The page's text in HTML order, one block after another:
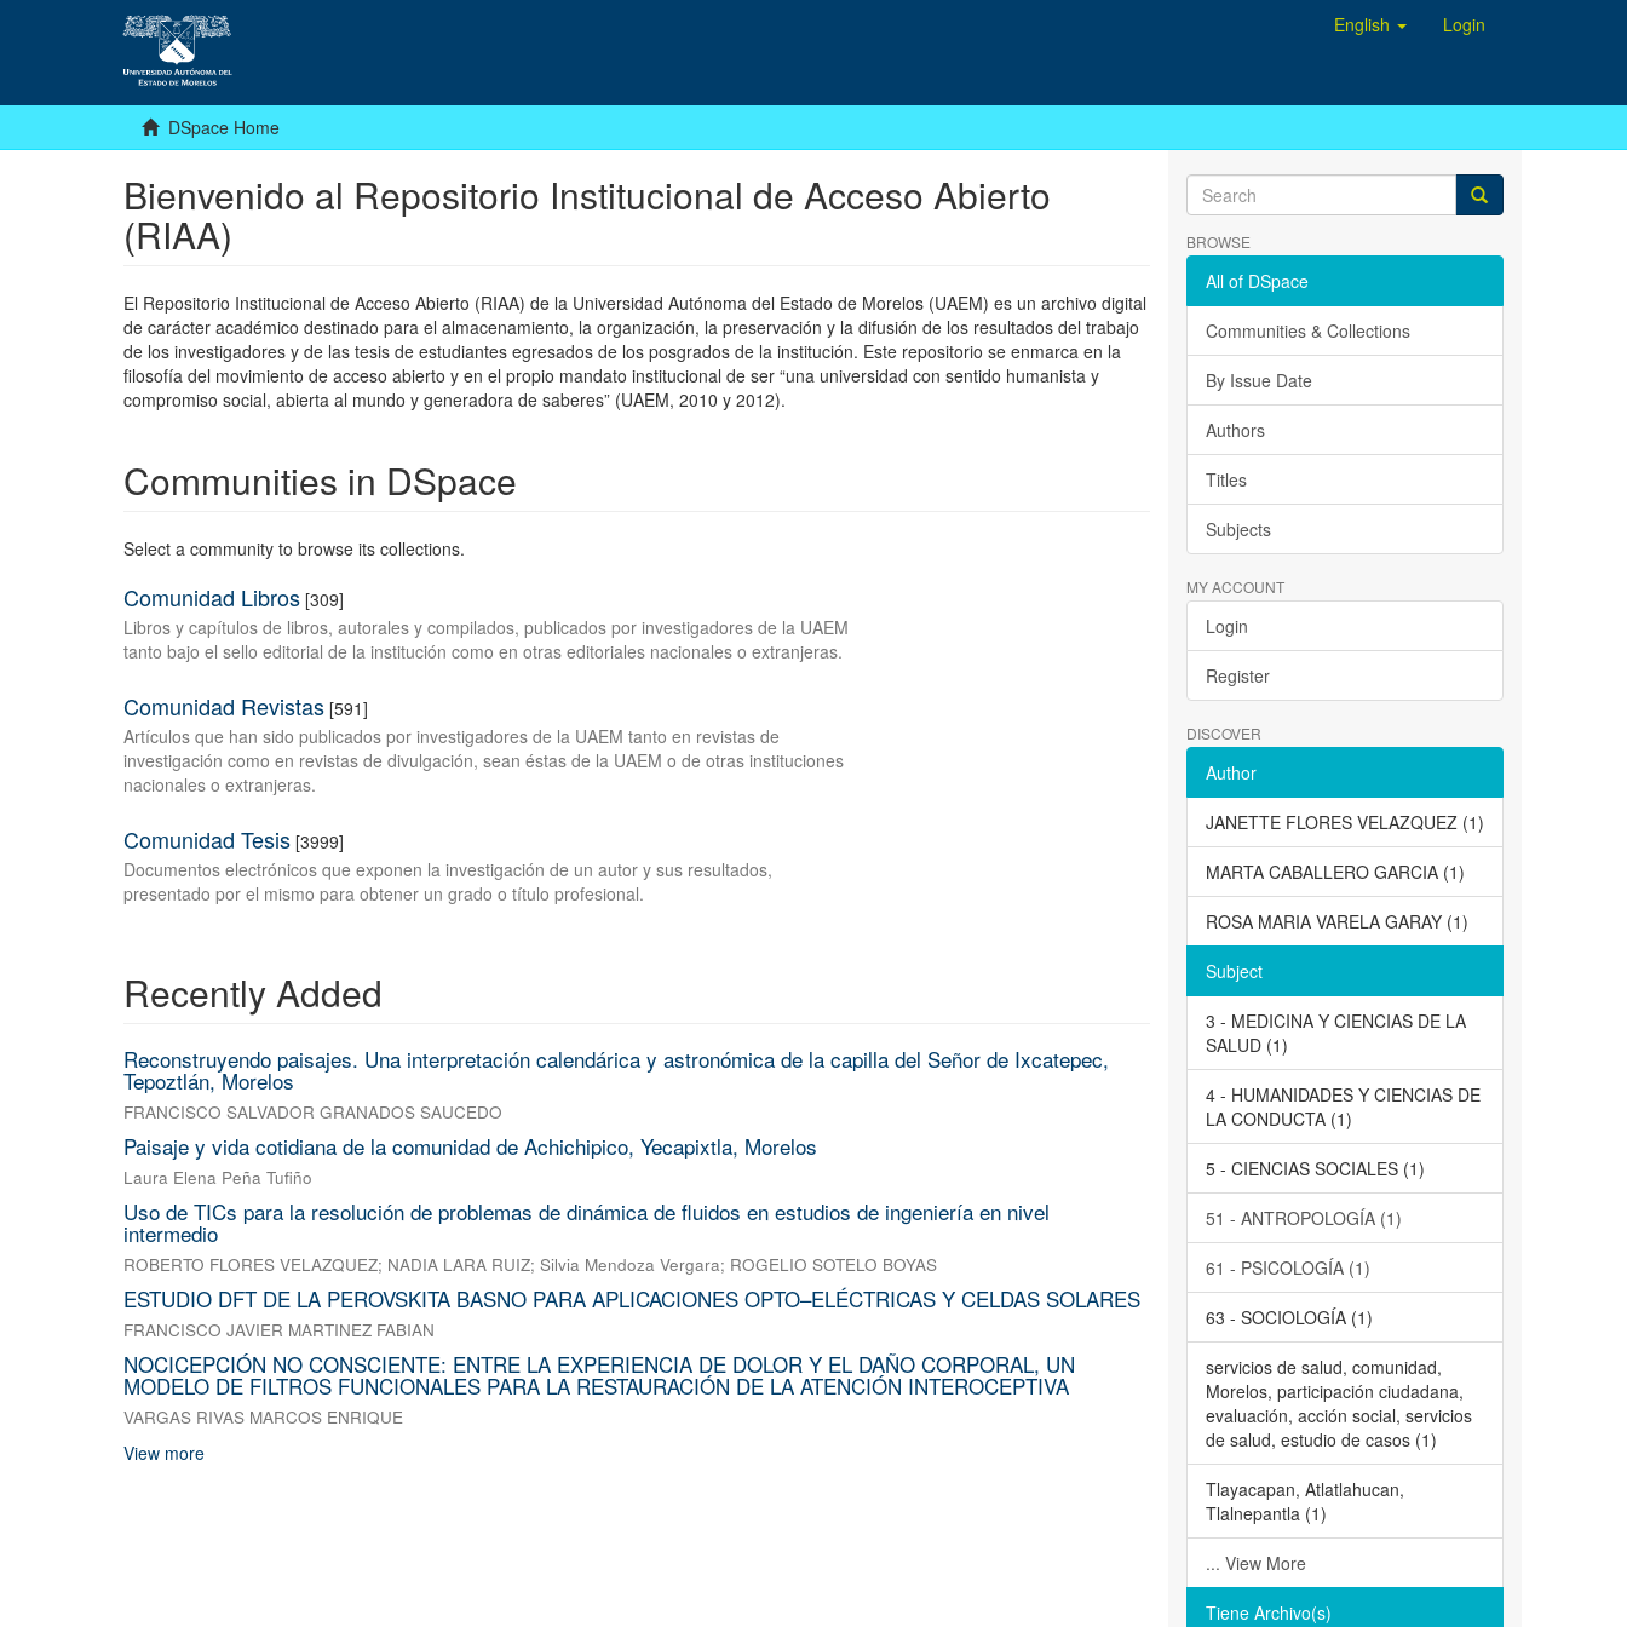
English Login
DSpace Home
Bienvenido al Repositorio Institucional de Acceso Abierto
(RIAA)
El Repositorio Institucional de Acceso Abierto (RIAA) de la Universidad Autónoma del Estado de Morelos (UAEM) es un archivo digital
de carácter académico destinado para el almacenamiento, la organización, la preservación y la difusión de los resultados del trabajo
de los investigadores y de las tesis de estudiantes egresados de los posgrados de la institución. Este repositorio se enmarca en la
filosofía del movimiento de acceso abierto y en el propio mandato institucional de ser “una universidad con sentido humanista y
compromiso social, abierta al mundo y generadora de saberes” (UAEM, 2010 y 2012).
Communities in DSpace
Select a community to browse its collections.
Comunidad Libros [309]
Libros y capítulos de libros, autorales y compilados, publicados por investigadores de la UAEM
tanto bajo el sello editorial de la institución como en otras editoriales nacionales o extranjeras.
Comunidad Revistas [591]
Artículos que han sido publicados por investigadores de la UAEM tanto en revistas de
investigación como en revistas de divulgación, sean éstas de la UAEM o de otras instituciones
nacionales o extranjeras.
Comunidad Tesis [3999]
Documentos electrónicos que exponen la investigación de un autor y sus resultados,
presentado por el mismo para obtener un grado o título profesional.
Recently Added
Reconstruyendo paisajes. Una interpretación calendárica y astronómica de la capilla del Señor de Ixcatepec,
Tepoztlán, Morelos
FRANCISCO SALVADOR GRANADOS SAUCEDO
Paisaje y vida cotidiana de la comunidad de Achichipico, Yecapixtla, Morelos
Laura Elena Peña Tufiño
Uso de TICs para la resolución de problemas de dinámica de fluidos en estudios de ingeniería en nivel
intermedio
ROBERTO FLORES VELAZQUEZ; NADIA LARA RUIZ; Silvia Mendoza Vergara; ROGELIO SOTELO BOYAS
ESTUDIO DFT DE LA PEROVSKITA BASNO PARA APLICACIONES OPTO–ELÉCTRICAS Y CELDAS SOLARES
FRANCISCO JAVIER MARTINEZ FABIAN
NOCICEPCIÓN NO CONSCIENTE: ENTRE LA EXPERIENCIA DE DOLOR Y EL DAÑO CORPORAL, UN
MODELO DE FILTROS FUNCIONALES PARA LA RESTAURACIÓN DE LA ATENCIÓN INTEROCEPTIVA
VARGAS RIVAS MARCOS ENRIQUE
View more
BROWSE
All of DSpace
Communities & Collections
By Issue Date
Authors
Titles
Subjects
MY ACCOUNT
Login
Register
DISCOVER
Author
JANETTE FLORES VELAZQUEZ (1)
MARTA CABALLERO GARCIA (1)
ROSA MARIA VARELA GARAY (1)
Subject
3 - MEDICINA Y CIENCIAS DE LA
SALUD (1)
4 - HUMANIDADES Y CIENCIAS DE
LA CONDUCTA (1)
5 - CIENCIAS SOCIALES (1)
51 - ANTROPOLOGÍA (1)
61 - PSICOLOGÍA (1)
63 - SOCIOLOGÍA (1)
servicios de salud, comunidad,
Morelos, participación ciudadana,
evaluación, acción social, servicios
de salud, estudio de casos (1)
Tlayacapan, Atlatlahucan,
Tlalnepantla (1)
... View More
Tiene Archivo(s)